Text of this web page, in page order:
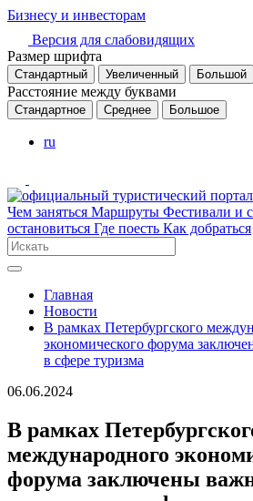
Бизнесу и инвесторам
Версия для слабовидящих
Размер шрифта
Стандартный Увеличенный Большой
Расстояние между буквами
Стандартное Среднее Большое
ru
Чем заняться Маршруты Фестивали и
остановиться Где поесть Как добраться
Главная
Новости
В рамках Петербургского
экономического форума
в сфере туризма
06.06.2024
В рамках
международного
форума заключены